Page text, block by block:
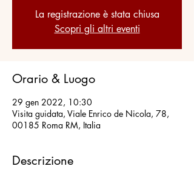
La registrazione è stata chiusa
Scopri gli altri eventi
Orario & Luogo
29 gen 2022, 10:30
Visita guidata, Viale Enrico de Nicola, 78,
00185 Roma RM, Italia
Descrizione